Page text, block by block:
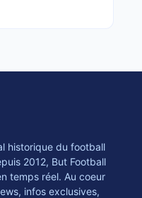
historique du football
2012, But Football
temps réel. Au coeur
infos exclusives,